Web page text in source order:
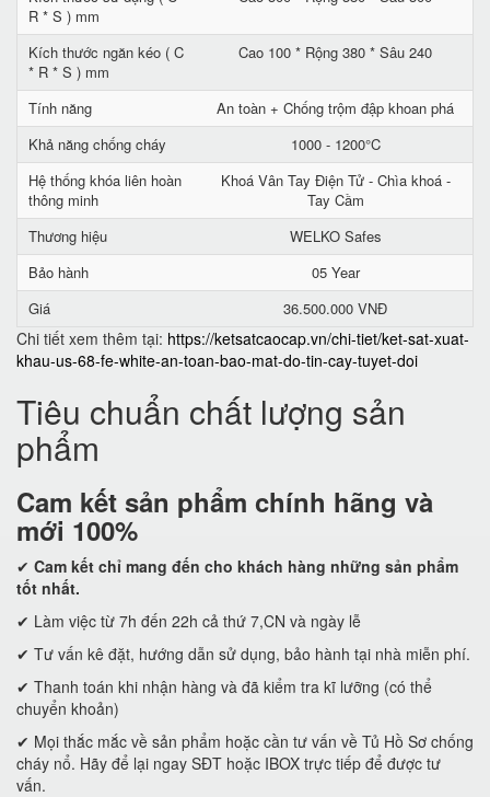
R * S ) mm
Kích thước ngăn kéo ( C
* R * S ) mm
Cao 100 * Rộng 380 * Sâu 240
Tính năng
An toàn + Chống trộm đập khoan phá
Khả năng chống cháy
1000 - 1200°C
Hệ thống khóa liên hoàn
thông minh
Khoá Vân Tay Điện Tử - Chìa khoá -
Tay Cầm
Thương hiệu
WELKO Safes
Bảo hành
05 Year
Giá
36.500.000 VNĐ
Chi tiết xem thêm tại: https://ketsatcaocap.vn/chi-tiet/ket-sat-xuat-
khau-us-68-fe-white-an-toan-bao-mat-do-tin-cay-tuyet-doi
Tiêu chuẩn chất lượng sản
phẩm
Cam kết sản phẩm chính hãng và
mới 100%
✔ Cam kết chỉ mang đến cho khách hàng những sản phẩm
tốt nhất.
✔ Làm việc từ 7h đến 22h cả thứ 7,CN và ngày lễ
✔ Tư vấn kê đặt, hướng dẫn sử dụng, bảo hành tại nhà miễn phí.
✔ Thanh toán khi nhận hàng và đã kiểm tra kĩ lưỡng (có thể
chuyển khoản)
✔ Mọi thắc mắc về sản phẩm hoặc cần tư vấn về Tủ Hồ Sơ chống
cháy nổ. Hãy để lại ngay SĐT hoặc IBOX trực tiếp để được tư
vấn.